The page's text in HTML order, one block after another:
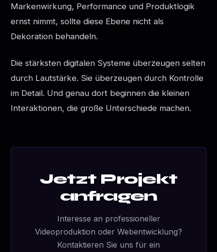
Markenwirkung, Performance und Produktlogik
ernst nimmt, sollte diese Ebene nicht als
Dekoration behandeln.
Die stärksten digitalen Systeme überzeugen selten
durch Lautstärke. Sie überzeugen durch Kontrolle
im Detail. Und genau dort beginnen die kleinen
Interaktionen, die große Unterschiede machen.
Jetzt Projekt
anfragen
Interesse an professioneller
Videoproduktion oder Webentwicklung?
Kontaktieren Sie uns für ein